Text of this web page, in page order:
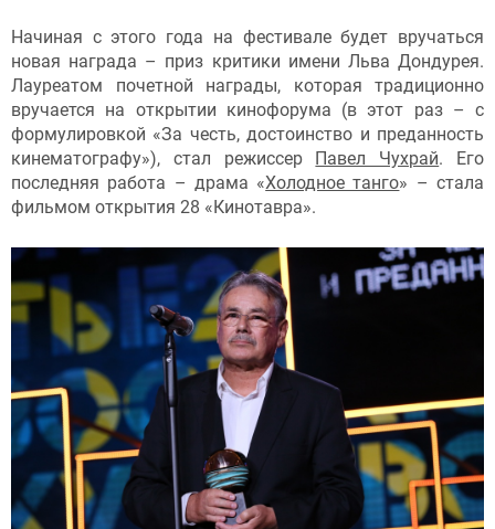
Начиная с этого года на фестивале будет вручаться
новая награда – приз критики имени Льва Дондурея.
Лауреатом почетной награды, которая традиционно
вручается на открытии кинофорума (в этот раз – с
формулировкой «За честь, достоинство и преданность
кинематографу»), стал режиссер Павел Чухрай. Его
последняя работа – драма «Холодное танго» – стала
фильмом открытия 28 «Кинотавра».